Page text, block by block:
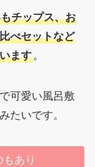
チップス、お
べセットなど
ます。
可愛い風呂敷
たいです。
あり